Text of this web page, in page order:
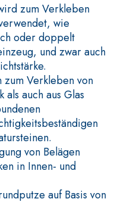
zum Verkleben
wie
oder doppelt
und zwar auch
zum Verkleben von
als auch aus Glas
von Belägen
in Innen- und
auf Basis von
BODEN- UND
FASSAFLOOR –
VERLEGEGRÜNDE
FASSAFLOOR
auf Anhydrit-
Quarzbasis
die